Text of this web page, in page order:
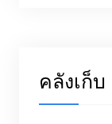
คลังเก็บ